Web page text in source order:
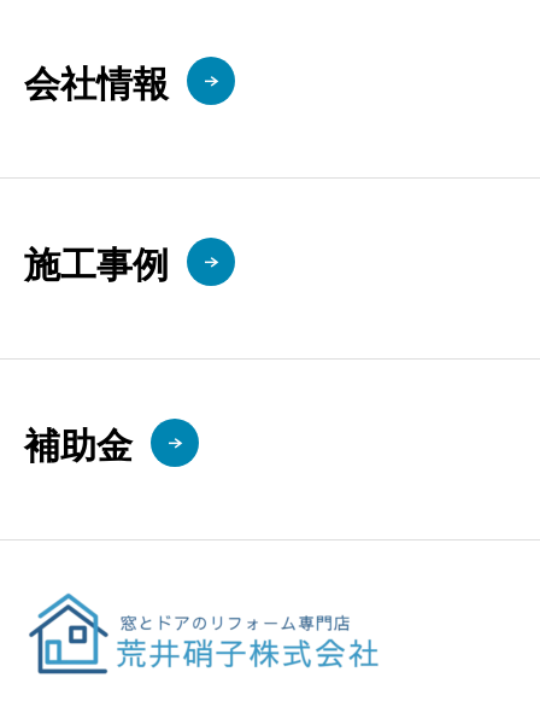
会社情報
施工事例
補助金